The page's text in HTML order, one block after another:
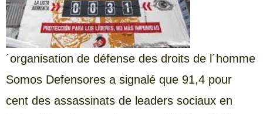
´organisation de défense des droits de l´homme
Somos Defensores a signalé que 91,4 pour
cent des assassinats de leaders sociaux en